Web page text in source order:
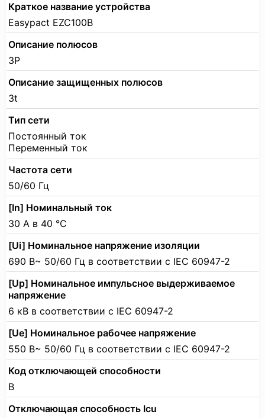
Краткое название устройства
Easypact EZC100B
Описание полюсов
3P
Описание защищенных полюсов
3t
Тип сети
Постоянный ток
Переменный ток
Частота сети
50/60 Гц
[In] Номинальный ток
30 А в 40 °C
[Ui] Номинальное напряжение изоляции
690 В~ 50/60 Гц в соответствии с IEC 60947-2
[Up] Номинальное импульсное выдерживаемое
напряжение
6 кВ в соответствии с IEC 60947-2
[Ue] Номинальное рабочее напряжение
550 В~ 50/60 Гц в соответствии с IEC 60947-2
Код отключающей способности
B
Отключающая способность Icu